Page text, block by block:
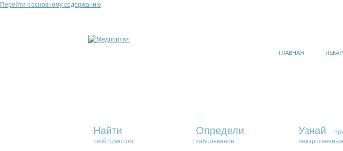
Перейти к основному содержанию
ГЛАВНАЯ
Найти
свой симптом
Определи
заболевание
Узнай